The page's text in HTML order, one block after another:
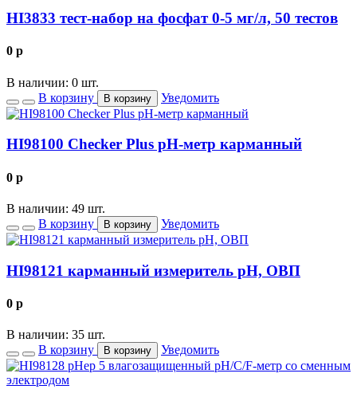
HI3833 тест-набор на фосфат 0-5 мг/л, 50 тестов
0 p
В наличии: 0 шт.
В корзину
В корзину Уведомить
HI98100 Checker Plus рН-метр карманный
0 p
В наличии: 49 шт.
В корзину
В корзину Уведомить
HI98121 карманный измеритель рН, ОВП
0 p
В наличии: 35 шт.
В корзину
В корзину Уведомить